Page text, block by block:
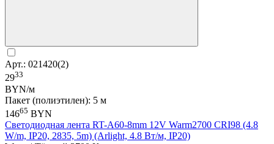
Арт.: 021420(2)
2933
BYN/м
Пакет (полиэтилен): 5 м
14665 BYN
Светодиодная лента RT-A60-8mm 12V Warm2700 CRI98 (4.8
W/m, IP20, 2835, 5m) (Arlight, 4.8 Вт/м, IP20)